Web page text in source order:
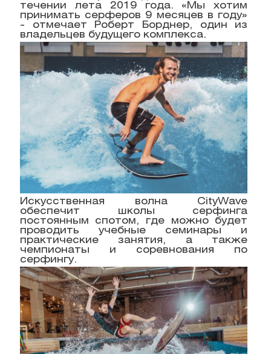
течении лета 2019 года. «Мы хотим
принимать серферов 9 месяцев в году»
- отмечает Роберт Борднер, один из
владельцев будущего комплекса.
Искусственная волна CityWave
обеспечит школы серфинга
постоянным спотом, где можно будет
проводить учебные семинары и
практические занятия, а также
чемпионаты и соревнования по
серфингу.